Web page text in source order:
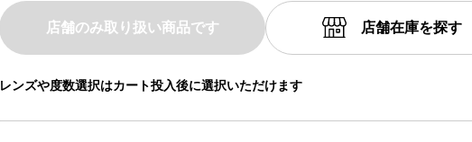
レンズや度数選択はカート投入後に選択いただけます
店舗のみ取り扱い商品です 店舗在庫を探す